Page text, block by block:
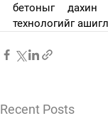
бетоныг дахин
технологийг
Recent Posts